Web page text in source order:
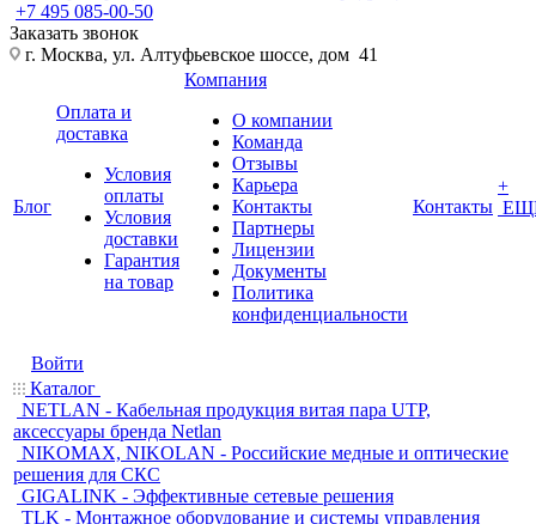
+7 495 085-00-50
Заказать звонок
г. Москва, ул. Алтуфьевское шоссе, дом 41
Блог
Оплата и
доставка
Условия
оплаты
Условия
доставки
Гарантия
на товар
Компания
О компании
Команда
Отзывы
Карьера
Контакты
Партнеры
Лицензии
Документы
Политика
конфиденциальности
Контакты
+
Войти
Каталог
NETLAN - Кабельная продукция витая пара UTP,
аксессуары бренда Netlan
NIKOMAX, NIKOLAN - Российские медные и оптические
решения для СКС
GIGALINK - Эффективные сетевые решения
TLK - Монтажное оборудование и системы управления